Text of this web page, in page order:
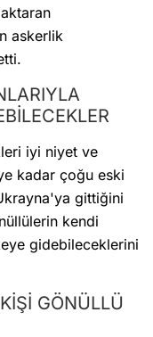
askerlik
iyi niyet ve
kadar çoğu eski
gittiğini
kendi
gidebileceklerini
GÖNÜLLÜ